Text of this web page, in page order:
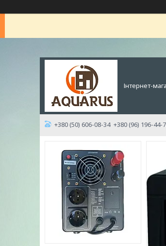
Інтернет-
+380 (50) 606-08-34 +380 (96) 196-44-